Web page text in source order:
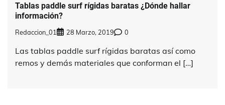
Tablas paddle surf rígidas baratas ¿Dónde hallar
información?
Redaccion_01 28 Marzo, 2019 0
Las tablas paddle surf rígidas baratas así como
remos y demás materiales que conforman el […]